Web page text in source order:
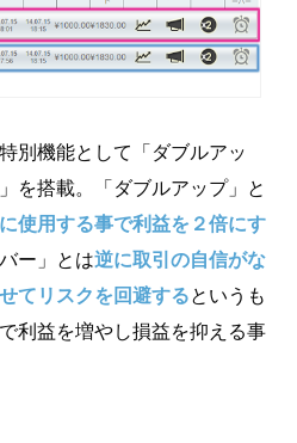
別機能として「ダブルアッ
を搭載。「ダブルアップ」と
使用する事で利益を２倍にす
ー」とは逆に取引の自信がな
てリスクを回避するというも
利益を増やし損益を抑える事